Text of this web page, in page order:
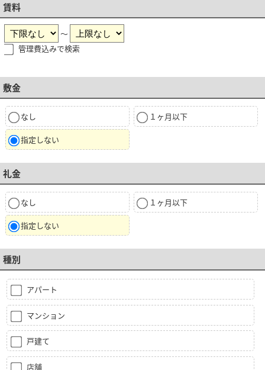
賃料
～
管理費込みで検索
敷金
なし １ヶ月以下
指定しない
礼金
なし １ヶ月以下
指定しない
種別
アパート
マンション
戸建て
店舗